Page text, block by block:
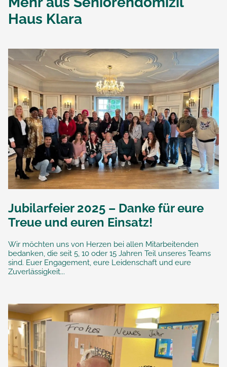
Haus Klara
Jubilarfeier 2025 – Danke für eure
Treue und euren Einsatz!
Wir möchten uns von Herzen bei allen Mitarbeitenden
bedanken, die seit 5, 10 oder 15 Jahren Teil unseres Teams
sind. Euer Engagement, eure Leidenschaft und eure
Zuverlässigkeit...